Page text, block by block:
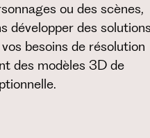
ou des scènes,
développer des solutions
besoins de résolution
des modèles 3D de